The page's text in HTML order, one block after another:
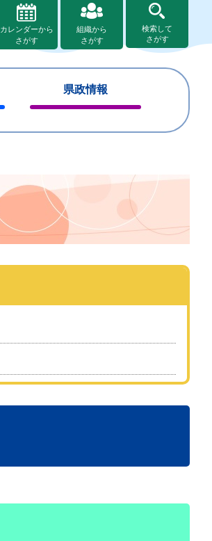
カレンダーから
さがす
組織から
さがす
検索して
さがす
県政情報
じ